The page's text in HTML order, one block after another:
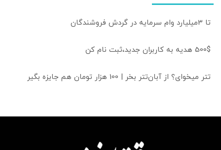
تا 3میلیارد وام سرمایه در گردش فروشندگان
500$ هدیه به کاربران جدید،ثبت نام کن
تتر میخوای؟ از آبان‌تتر بخر | 100 هزار تومان هم جایزه بگیر